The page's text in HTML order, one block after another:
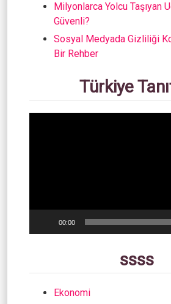
Milyonlarca Yolcu Taşıyan
Güvenli?
Sosyal Medyada Gizliliği
Bir Rehber
Türkiye
00:00
ssss
Ekonomi